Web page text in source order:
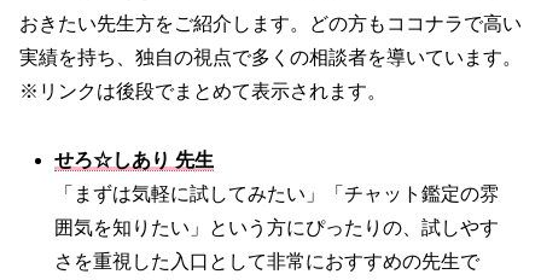
おきたい先生方をご紹介します。どの方もココナラで高い
実績を持ち、独自の視点で多くの相談者を導いています。
※リンクは後段でまとめて表示されます。
せろ☆しあり 先生
「まずは気軽に試してみたい」「チャット鑑定の雰
囲気を知りたい」という方にぴったりの、試しやす
さを重視した入口として非常におすすめの先生で